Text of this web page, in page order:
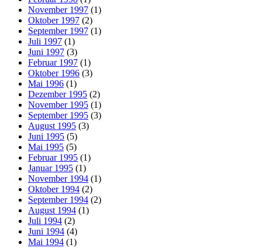
November 1997 (1)
Oktober 1997 (2)
September 1997 (1)
Juli 1997 (1)
Juni 1997 (3)
Februar 1997 (1)
Oktober 1996 (3)
Mai 1996 (1)
Dezember 1995 (2)
November 1995 (1)
September 1995 (3)
August 1995 (3)
Juni 1995 (5)
Mai 1995 (5)
Februar 1995 (1)
Januar 1995 (1)
November 1994 (1)
Oktober 1994 (2)
September 1994 (2)
August 1994 (1)
Juli 1994 (2)
Juni 1994 (4)
Mai 1994 (1)